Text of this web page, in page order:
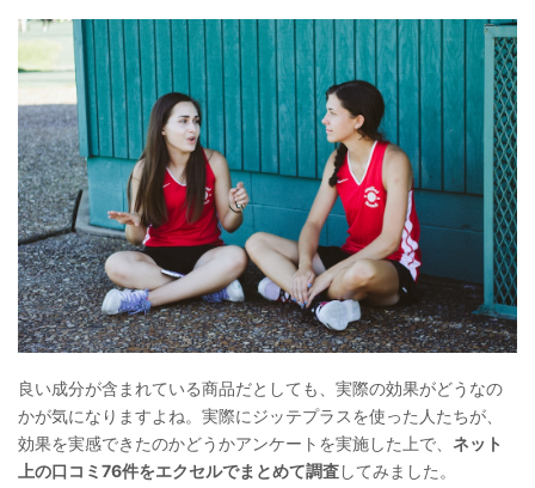
良い成分が含まれている商品だとしても、実際の効果がどうなの
かが気になりますよね。実際にジッテプラスを使った人たちが、
効果を実感できたのかどうかアンケートを実施した上で、 ネット
上の口コミ76件をエクセルでまとめて調査してみました。